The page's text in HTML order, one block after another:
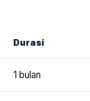
Durasi
1 bulan